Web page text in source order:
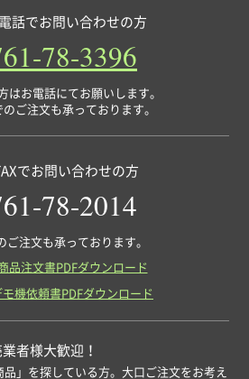
話でお問い合わせの方
78-3396
はお電話にてお願いします。
ご注文も承っております。
でお問い合わせの方
78-2014
ご注文も承っております。
品注文書PDFダウンロード
モ機依頼書PDFダウンロード
者様大歓迎！
」を探している方。大口ご注文をお考え